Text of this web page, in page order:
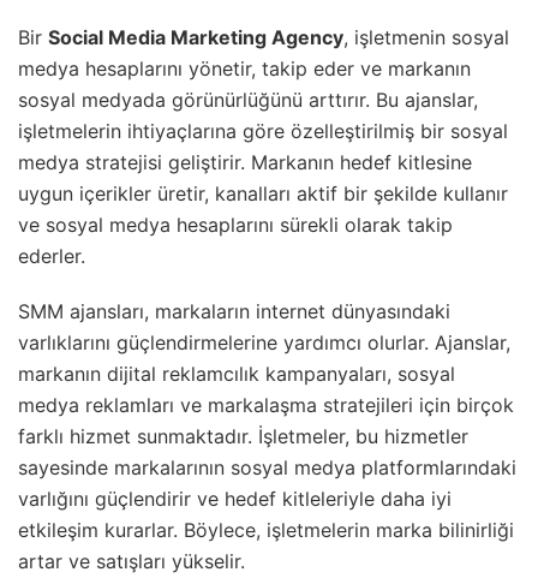
Bir Social Media Marketing Agency, işletmenin sosyal
medya hesaplarını yönetir, takip eder ve markanın
sosyal medyada görünürlüğünü arttırır. Bu ajanslar,
işletmelerin ihtiyaçlarına göre özelleştirilmiş bir sosyal
medya stratejisi geliştirir. Markanın hedef kitlesine
uygun içerikler üretir, kanalları aktif bir şekilde kullanır
ve sosyal medya hesaplarını sürekli olarak takip
ederler.
SMM ajansları, markaların internet dünyasındaki
varlıklarını güçlendirmelerine yardımcı olurlar. Ajanslar,
markanın dijital reklamcılık kampanyaları, sosyal
medya reklamları ve markalaşma stratejileri için birçok
farklı hizmet sunmaktadır. İşletmeler, bu hizmetler
sayesinde markalarının sosyal medya platformlarındaki
varlığını güçlendirir ve hedef kitleleriyle daha iyi
etkileşim kurarlar. Böylece, işletmelerin marka bilinirliği
artar ve satışları yükselir.